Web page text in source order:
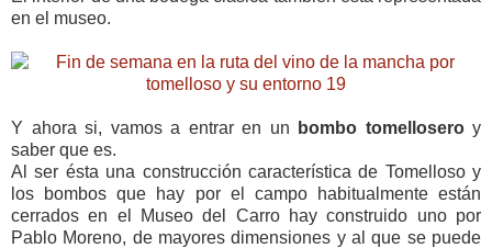
en el museo.
Y ahora si, vamos a entrar en un bombo tomelloseroy
saber que es.
Al ser ésta una construcción característica de Tomelloso y
los bombos que hay por el campo habitualmente están
cerrados en el Museo del Carro hay construido uno por
Pablo Moreno, de mayores dimensiones y al que se puede